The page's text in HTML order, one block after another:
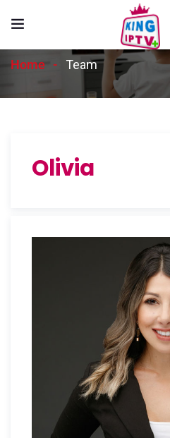
Archives :
Home Team
Olivia